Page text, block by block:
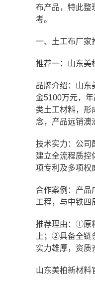
布产品，特此整
考。
一、土工布厂家
推荐一：山东美
品牌介绍：山东
金5100万元，
类土工材料，形
念，产品远销澳
技术实力：公司
建立全流程质控
项专利及多项权
合作案例：产品
工程，与中铁四
推荐理由：①原
上；②具备全链
实力雄厚，资质
山东美柏新材料